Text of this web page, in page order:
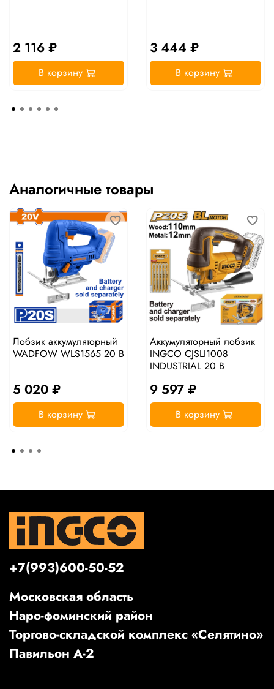
2 116 ₽
В корзину
3 444 ₽
В корзину
Аналогичные товары
Лобзик аккумуляторный
WADFOW WLS1565 20 В
5 020 ₽
В корзину
Аккумуляторный лобзик
INGCO CJSLI1008
INDUSTRIAL 20 В
9 597 ₽
В корзину
+7(993)600-50-52
Московская область
Наро-фоминский район
Торгово-складской комплекс «Селятино»
Павильон А-2